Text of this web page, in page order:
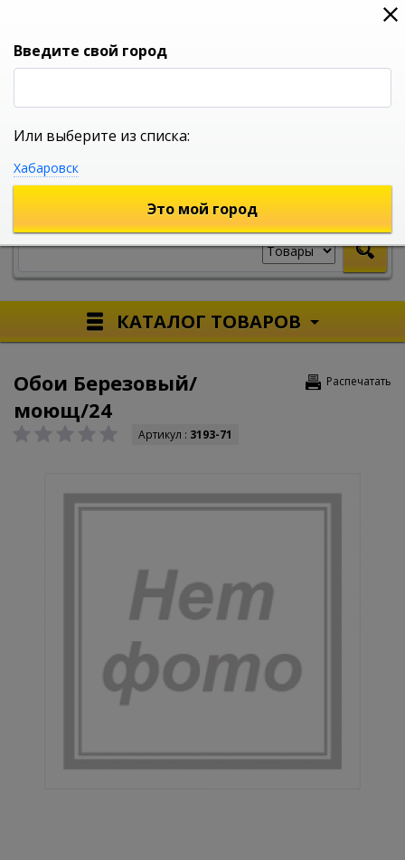
0
УНИВЕРСАЛЬНЫЙ ИНТЕРНЕТ МАГАЗИН
КАТАЛОГ ТОВАРОВ
Распечатать
Обои Березовый/
моющ/24
Артикул : 3193-71
Введите свой город
Или выберите из списка:
Хабаровск
Это мой город